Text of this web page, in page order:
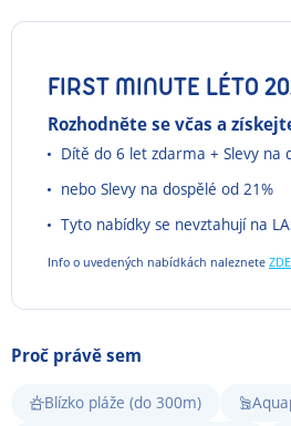
FIRST MINUTE LÉTO
Rozhodněte se včas a
Dítě do 6 let zdarma + Slevy na
nebo Slevy na dospělé od 21%
Tyto nabídky se nevztahují na
Info o uvedených nabídkách naleznete ZDE
Proč právě sem
Blízko pláže (do 300m)